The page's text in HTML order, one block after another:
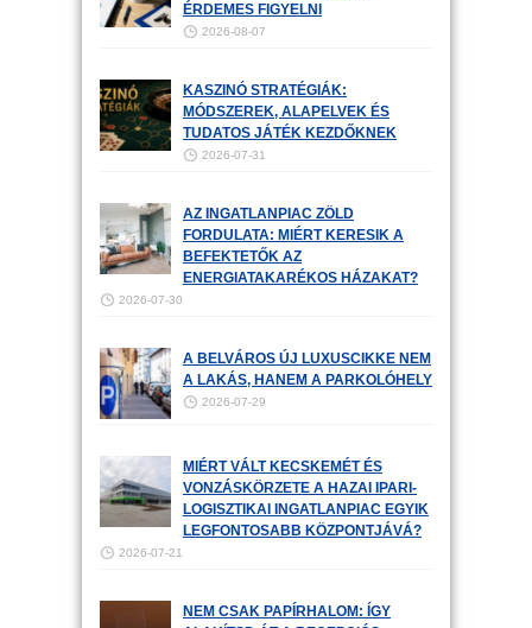
ÉRDEMES FIGYELNI
2026-08-07
KASZINÓ STRATÉGIÁK:
MÓDSZEREK, ALAPELVEK ÉS
TUDATOS JÁTÉK KEZDŐKNEK
2026-07-31
AZ INGATLANPIAC ZÖLD
FORDULATA: MIÉRT KERESIK A
BEFEKTETŐK AZ
ENERGIATAKARÉKOS HÁZAKAT?
2026-07-30
A BELVÁROS ÚJ LUXUSCIKKE NEM
A LAKÁS, HANEM A PARKOLÓHELY
2026-07-29
MIÉRT VÁLT KECSKEMÉT ÉS
VONZÁSKÖRZETE A HAZAI IPARI-
LOGISZTIKAI INGATLANPIAC EGYIK
LEGFONTOSABB KÖZPONTJÁVÁ?
2026-07-21
NEM CSAK PAPÍRHALOM: ÍGY